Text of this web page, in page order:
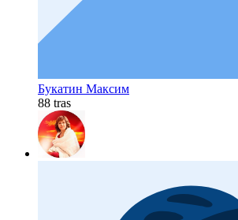
Букатин Максим
88 tras